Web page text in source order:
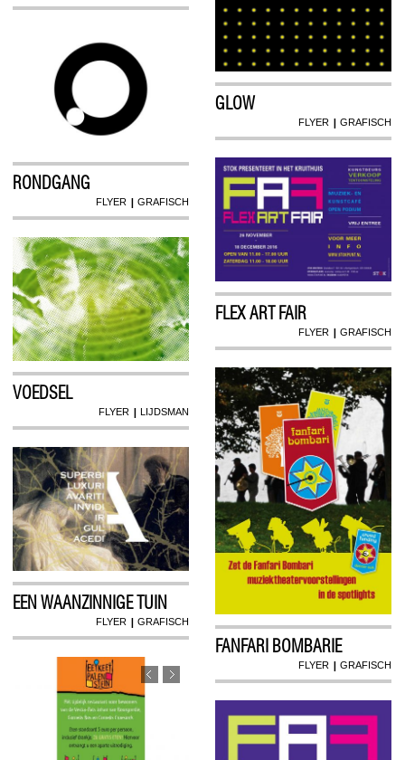
GLOW
FLYER | GRAFISCH
RONDGANG
FLYER | GRAFISCH
FLEX ART FAIR
FLYER | GRAFISCH
VOEDSEL
FLYER | LIJDSMAN
FANFARI BOMBARIE
FLYER | GRAFISCH
EEN WAANZINNIGE TUIN
FLYER | GRAFISCH